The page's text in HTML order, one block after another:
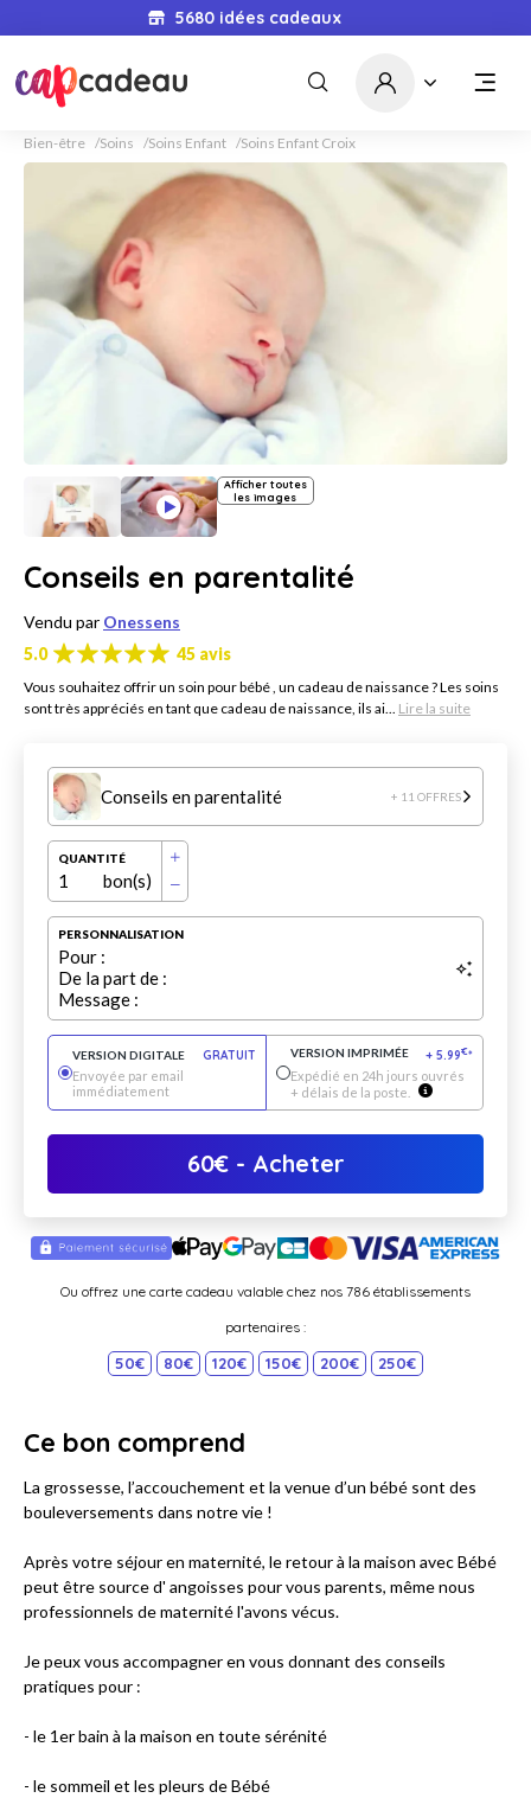
5680 idées cadeaux
Bien-être Soins Soins Enfant Soins Enfant Croix
Afficher toutes
les images
Conseils en parentalité
Vendu par Onessens
5.0
45 avis
Vous souhaitez offrir un soin pour bébé , un cadeau de naissance ? Les soins
sont très appréciés en tant que cadeau de naissance, ils ai... Lire la suite
Conseils en parentalité + 11 OFFRES
QUANTITÉ
1 bon(s)
PERSONNALISATION
Pour :
De la part de :
Message :
VERSION DIGITALE
GRATUIT
Envoyée par email
immédiatement
VERSION IMPRIMÉE + 5.99€*
Expédié en 24h jours ouvrés
+ délais de la poste.
60€- Acheter
Ou offrez une carte cadeau valable chez nos 786 établissements
partenaires :
50€ 80€ 120€ 150€ 200€ 250€
Ce bon comprend
La grossesse, l’accouchement et la venue d’un bébé sont des
bouleversements dans notre vie !
Après votre séjour en maternité, le retour à la maison avec Bébé
peut être source d' angoisses pour vous parents, même nous
professionnels de maternité l'avons vécus.
Je peux vous accompagner en vous donnant des conseils
pratiques pour :
- le 1er bain à la maison en toute sérénité
- le sommeil et les pleurs de Bébé